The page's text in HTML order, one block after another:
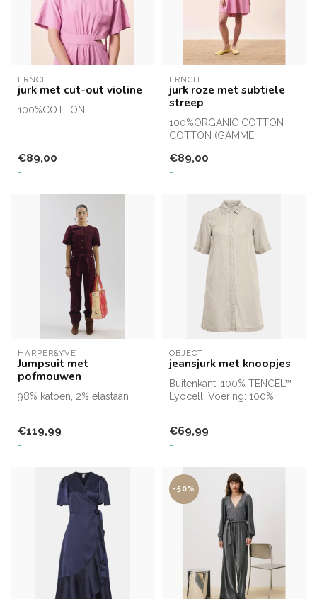
FRNCH
jurk met cut-out violine
100%COTTON
€89,00
-
FRNCH
jurk roze met subtiele
streep
100%ORGANIC COTTON
COTTON (GAMME
FRIENDLY)
€89,00
-
HARPER&YVE
Jumpsuit met
pofmouwen
98% katoen, 2% elastaan
€119,99
-
OBJECT
jeansjurk met knoopjes
Buitenkant: 100% TENCEL™
Lyocell; Voering: 100%
€69,99
-
-50%